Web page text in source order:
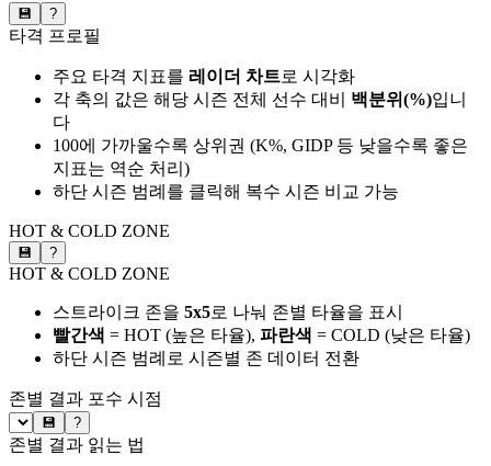
💾 ?
타격 프로필
주요 타격 지표를 레이더 차트로 시각화
각 축의 값은 해당 시즌 전체 선수 대비 백분위(%)입니
다
100에 가까울수록 상위권 (K%, GIDP 등 낮을수록 좋은
지표는 역순 처리)
하단 시즌 범례를 클릭해 복수 시즌 비교 가능
HOT & COLD ZONE
💾 ?
HOT & COLD ZONE
스트라이크 존을 5x5로 나눠 존별 타율을 표시
빨간색 = HOT (높은 타율), 파란색 = COLD (낮은 타율)
하단 시즌 범례로 시즌별 존 데이터 전환
존별 결과 포수 시점
💾 ?
존별 결과 읽는 법